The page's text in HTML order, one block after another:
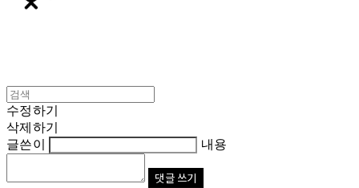
수정하기
삭제하기
글쓴이
내용
댓글 쓰기